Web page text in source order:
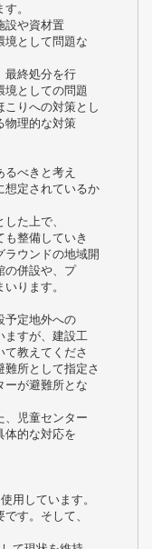
。
設や資材置
境として問題な
最終処分を行
境としての問題
こりへの対策とし
物理的な対策
べきと考え
想定されているか
た上で、
整備していき
ウンドの地域開
の併設や、プ
ります。
予定地外への
ますが、建設工
教えてくださ
所として指定さ
ーが避難所とな
、児童センター
体的な対応を
用しています。
す。そして、